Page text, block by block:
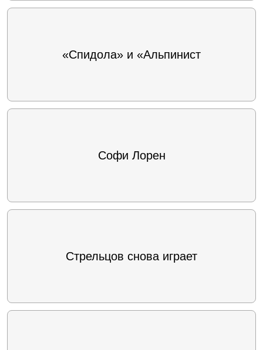
«Спидола» и «Альпинист
Софи Лорен
Стрельцов снова играет